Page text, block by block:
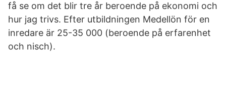
få se om det blir tre år beroende på ekonomi och
hur jag trivs. Efter utbildningen Medellön för en
inredare är 25-35 000 (beroende på erfarenhet
och nisch).